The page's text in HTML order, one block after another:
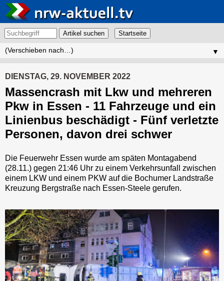
Artikel suchen
▼
DIENSTAG, 29. NOVEMBER 2022
Massencrash mit Lkw und mehreren
Pkw in Essen - 11 Fahrzeuge und ein
Linienbus beschädigt - Fünf verletzte
Personen, davon drei schwer
Die Feuerwehr Essen wurde am späten Montagabend
(28.11.) gegen 21:46 Uhr zu einem Verkehrsunfall zwischen
einem LKW und einem PKW auf die Bochumer Landstraße
Kreuzung Bergstraße nach Essen-Steele gerufen.